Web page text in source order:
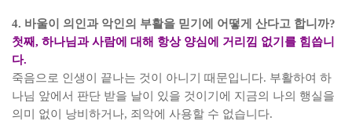
4. 바울이 의인과 악인의 부활을 믿기에 어떻게 산다고 합니까?
첫째, 하나님과 사람에 대해 항상 양심에 거리낌 없기를 힘씁니
다.
죽음으로 인생이 끝나는 것이 아니기 때문입니다. 부활하여 하
나님 앞에서 판단 받을 날이 있을 것이기에 지금의 나의 행실을
의미 없이 낭비하거나, 죄악에 사용할 수 없습니다.